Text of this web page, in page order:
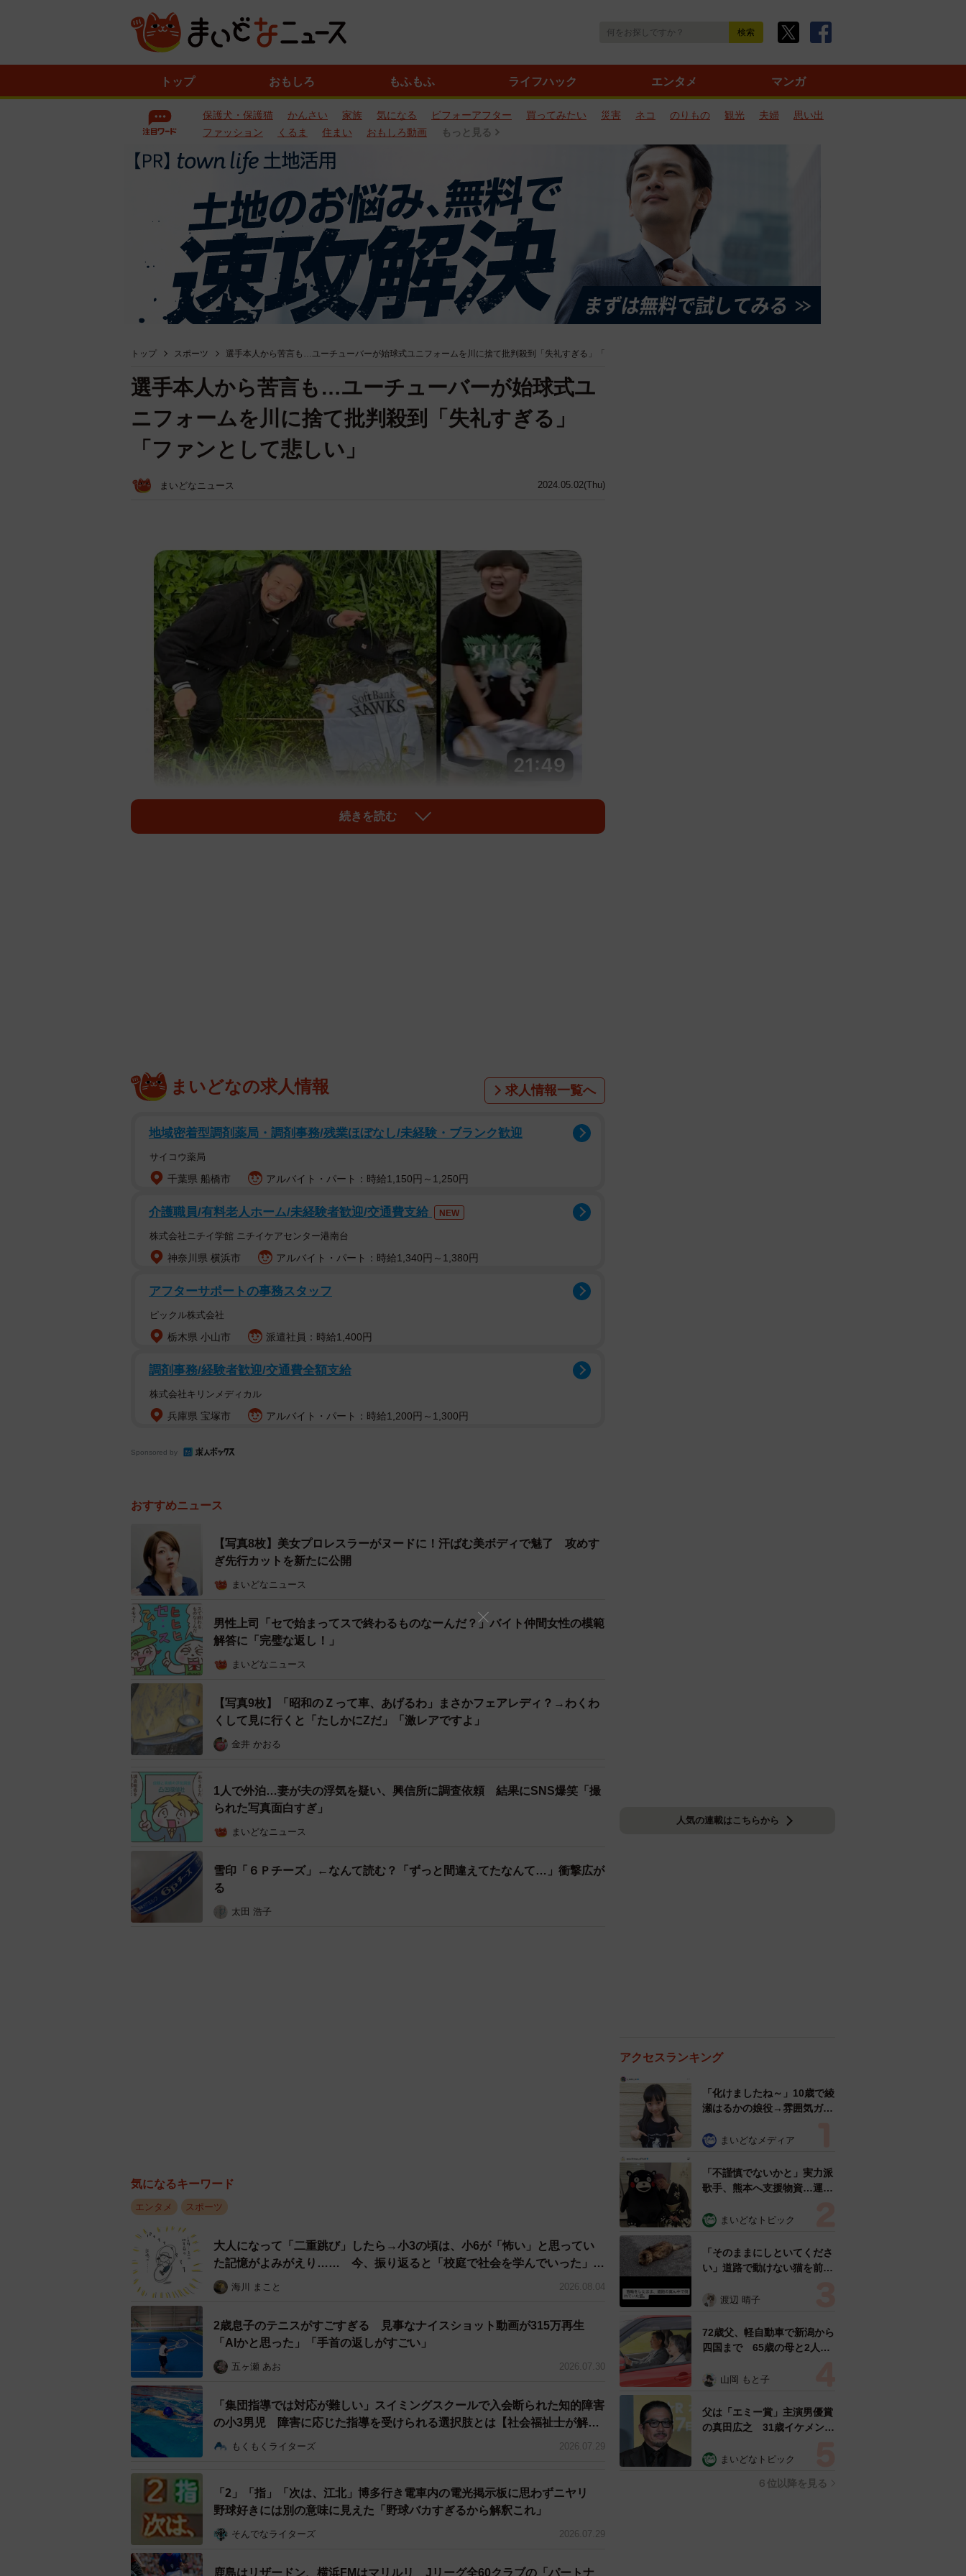
トップ おもしろ もふもふ ライフハック エンタメ マンガ
保護犬・保護猫 かんさい 家族 気になる ビフォーアフター 買ってみたい 災害 ネコ のりもの 観光 夫婦
思い出
ファッション
くるま 住まい おもしろ動画 もっと見る
トップ スポーツ 選手本人から苦言も…ユーチューバーが始球式ユニフォームを川に捨て批判殺到「失礼すぎる」「
2024.05.02(Thu)
選手本人から苦言も…ユーチューバーが始球式ユ
ニフォームを川に捨て批判殺到「失礼すぎる」
「ファンとして悲しい」
まいどなニュース
メンバーのがーどまんがは4月下旬にも、風呂の浴槽に牛丼200人前を詰めるという動画
が“炎上”したばかりで、そのみそぎとして河川敷のゴミを掃除。その前に他のメンバーが、
がーどまんが大切にしている私物を部屋から持ち出して川に捨てておき、リアクションを見
て笑うという内容だった。
この中で、2022年にソフトバンクの始球式に招かれた際に着用したユニフォームも川に入れ
の類とはいえ球団への敬意を欠いた行為に批判が殺到。「失礼すぎる」「ネタなのは分かる
けど始球式で投げた人にユニフォームを捨てられるのはファンとして悲しい」「始球式呼ん
でもらっといてユニフォーム捨てるのは…」といった声が上がっている。
ソフトバンクの又吉克樹投手も2日にXを更新。「人の価値観だから何とも言えんけどユニフ
ォームをあんな扱いするのは見たくない。事実確認とはいえ見なきゃ良かった」とつづっ
た。
続きを読む
まいどなの求人情報 求人情報一覧へ
地域密着型調剤薬局・調剤事務/残業ほぼなし/未経験・ブランク歓迎
サイコウ薬局
千葉県 船橋市 アルバイト・パート：時給1,150円～1,250円
介護職員/有料老人ホーム/未経験者歓迎/交通費支給 NEW
株式会社ニチイ学館 ニチイケアセンター港南台
神奈川県 横浜市 アルバイト・パート：時給1,340円～1,380円
アフターサポートの事務スタッフ
ピックル株式会社
栃木県 小山市 派遣社員：時給1,400円
調剤事務/経験者歓迎/交通費全額支給
株式会社キリンメディカル
兵庫県 宝塚市 アルバイト・パート：時給1,200円～1,300円
Sponsored by
おすすめニュース
【写真8枚】美女プロレスラーがヌードに！汗ばむ美ボディで魅了 攻めす
ぎ先行カットを新たに公開
まいどなニュース
男性上司「セで始まってスで終わるものなーんだ？」バイト仲間女性の模範
解答に「完璧な返し！」
まいどなニュース
【写真9枚】「昭和のＺって車、あげるわ」まさかフェアレディ？→わくわ
くして見に行くと「たしかにZだ」「激レアですよ」
金井 かおる
1人で外泊…妻が夫の浮気を疑い、興信所に調査依頼 結果にSNS爆笑「撮
られた写真面白すぎ」
まいどなニュース
雪印「６Ｐチーズ」←なんて読む？「ずっと間違えてたなんて…」衝撃広が
る
太田 浩子
気になるキーワード
エンタメ スポーツ
大人になって「二重跳び」したら→小3の頃は、小6が「怖い」と思ってい
た記憶がよみがえり…… 今、振り返ると「校庭で社会を学んでいった」
【漫画】
海川 まこと 2026.08.04
2歳息子のテニスがすごすぎる 見事なナイスショット動画が315万再生
「AIかと思った」「手首の返しがすごい」
五ヶ瀬 あお 2026.07.30
「集団指導では対応が難しい」スイミングスクールで入会断られた知的障害
の小3男児 障害に応じた指導を受けられる選択肢とは【社会福祉士が解
説】
もくもくライターズ 2026.07.29
「2」「指」「次は、江北」博多行き電車内の電光掲示板に思わずニヤリ
野球好きには別の意味に見えた「野球バカすぎるから解釈これ」
そんでなライターズ 2026.07.29
鹿島はリザードン、横浜FMはマリルリ Jリーグ全60クラブの「パートナ
人気の連載はこちらから
アクセスランキング
「化けましたね～」10歳で綾
瀬はるかの娘役→雰囲気ガラ
雰囲気が」「宝塚に入れそ
まいどなメディア
「不謹慎でないかと」実力派
歌手、熊本へ支援物資…運搬
めらい 「痛いほど伝わる」
まいどなトピック
「そのままにしといてくださ
い」道路で動けない猫を前に
ようとした4日間 「命の重
表の訴え
渡辺 晴子
72歳父、軽自動車で新潟から
四国まで 65歳の母と2人で
憩まで分刻み… 「大学生で
山岡 もと子
父は「エミー賞」主演男優賞
の真田広之 31歳イケメン俳
「ガチヒロさんそっくり」
まいどなトピック
６位以降を見る